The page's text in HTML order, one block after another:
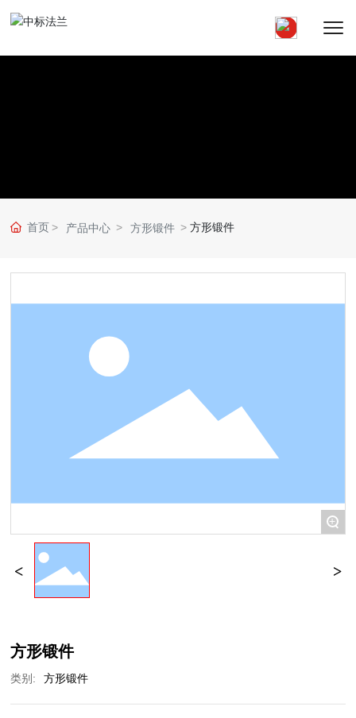
首页 产品中心 方形锻件 方形锻件
+
方形锻件
类别: 方形锻件